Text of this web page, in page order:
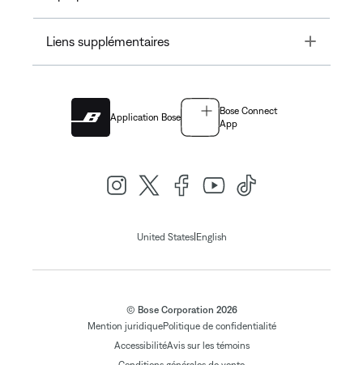
Liens supplémentaires Toggle
Application Bose
Bose Connect
App
United States| English
© Bose Corporation 2026
Mention juridiquePolitique de confidentialité
AccessibilitéAvis sur les témoins